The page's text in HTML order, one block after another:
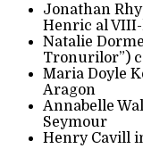
Jonathan
Henric al
Natalie
Tronurilor”)
Maria Doyle
Aragon
Annabelle
Seymour
Henry Cavill